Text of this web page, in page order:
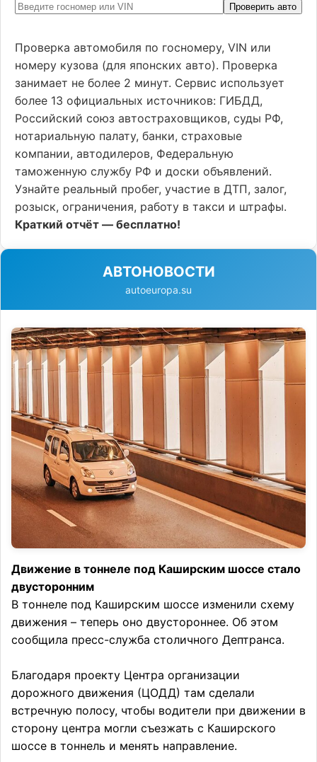
Проверить авто
Проверка автомобиля по госномеру, VIN или
номеру кузова (для японских авто). Проверка
занимает не более 2 минут. Сервис использует
более 13 официальных источников: ГИБДД,
Российский союз автостраховщиков, суды РФ,
нотариальную палату, банки, страховые
компании, автодилеров, Федеральную
таможенную службу РФ и доски объявлений.
Узнайте реальный пробег, участие в ДТП, залог,
розыск, ограничения, работу в такси и штрафы.
Краткий отчёт — бесплатно!
АВТОНОВОСТИ
autoeuropa.su
Движение в тоннеле под Каширским шоссе стало
двусторонним
В тоннеле под Каширским шоссе изменили схему
движения – теперь оно двустороннее. Об этом
сообщила пресс-служба столичного Дептранса.
Благодаря проекту Центра организации
дорожного движения (ЦОДД) там сделали
встречную полосу, чтобы водители при движении в
сторону центра могли съезжать с Каширского
шоссе в тоннель и менять направление.